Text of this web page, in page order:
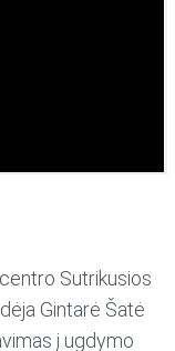
Sutrikusios
Gintarė Šatė
į ugdymo